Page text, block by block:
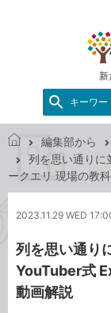
新
キーワー
で
き
ッ
編集部から
列を思い通りに
ークエリ 現場の教
2023.11.29 WED
列を思い通り
YouTuber式
動画解説